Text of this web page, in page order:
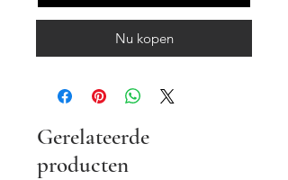
Nu kopen
Gerelateerde
producten